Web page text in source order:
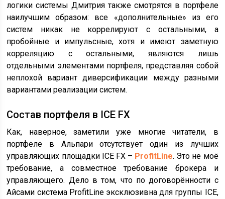
логики системы Дмитрия также смотрятся в портфеле
наилучшим образом: все «дополнительные» из его
систем никак не коррелируют с остальными, а
пробойные и импульсные, хотя и имеют заметную
корреляцию с остальными, являются лишь
отдельными элементами портфеля, представляя собой
неплохой вариант диверсификации между разными
вариантами реализации систем.
Состав портфеля в ICE FX
Как, наверное, заметили уже многие читатели, в
портфеле в Альпари отсутствует один из лучших
управляющих площадки ICE FX – ProfitLine. Это не моё
требование, а совместное требование брокера и
управляющего. Дело в том, что по договорённости с
Айсами система ProfitLine эксклюзивна для группы ICE,